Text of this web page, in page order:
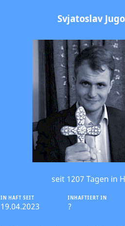
Svjatoslav
seit 1207 Tagen in
IN HAFT SEIT
19.04.2023
INHAFTIERT IN
?